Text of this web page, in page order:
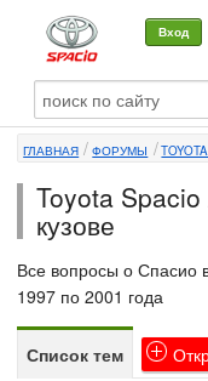
Вход
О машине
Автоклуб
Форумы
Сервисы и услуги
ГЛАВНАЯ ФОРУМЫ
Toyota
кузове
Все вопросы о Спасио
1997 по 2001 года
Список тем